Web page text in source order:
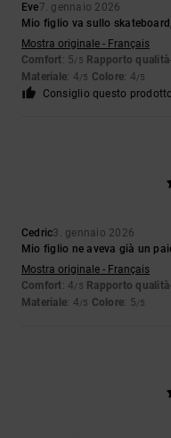
Eve7. gennaio 2026
Mio figlio va sullo
Mostra originale - Français
Comfort: 5/5 Rapporto
Materiale: 4/5 Colore: 4/5
Consiglio questo prodotto
Cedric3. gennaio 2026
Mio figlio ne aveva già un
Mostra originale - Français
Comfort: 4/5 Rapporto
Materiale: 4/5 Colore: 5/5